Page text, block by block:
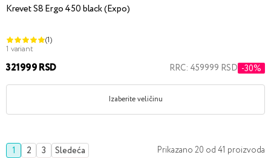
Krevet S8 Ergo 450 black (Expo)
(1)
1 variant
321999 RSD RRC: 459999 RSD -30%
Izaberite veličinu
1 2 3 Sledeća Prikazano 20 od 41 proizvoda